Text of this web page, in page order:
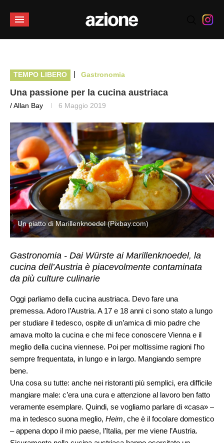
TEMPO LIBERO | Gastronomia
Una passione per la cucina austriaca
/ Allan Bay 6 Maggio 2019
Un piatto di Marillenknoedel (Pixbay.com)
Gastronomia - Dai Würste ai Marillenknoedel, la
cucina dell’Austria è piacevolmente contaminata
da più culture culinarie
Oggi parliamo della cucina austriaca. Devo fare una
premessa. Adoro l’Austria. A 17 e 18 anni ci sono stato a lungo
per studiare il tedesco, ospite di un’amica di mio padre che
amava molto la cucina e che mi fece conoscere Vienna e il
meglio della cucina viennese. Poi per moltissime ragioni l’ho
sempre frequentata, in lungo e in largo. Mangiando sempre
bene.
Una cosa su tutte: anche nei ristoranti più semplici, era difficile
mangiare male: c’era una cura e attenzione al lavoro ben fatto
veramente esemplare. Quindi, se vogliamo parlare di «casa» –
ma in tedesco suona meglio, Heim, che è il focolare domestico
– appena dopo il mio paese, l’Italia, per me viene l’Austria.
Sicuramente nella cucina austriaca hanno esercitato un